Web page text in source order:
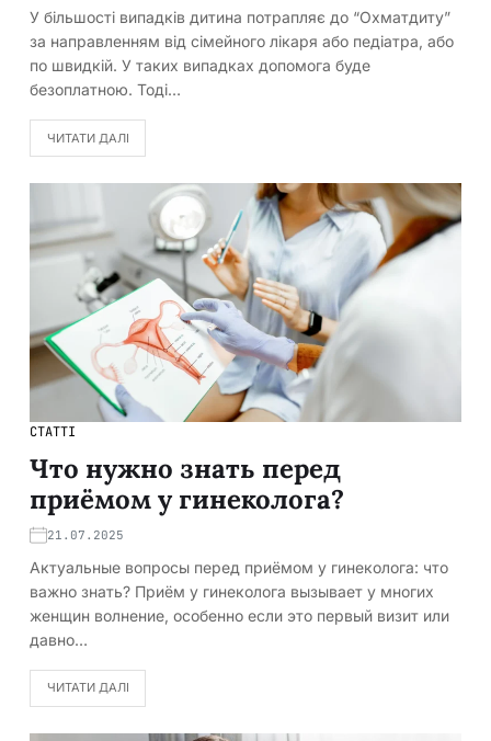
У більшості випадків дитина потрапляє до “Охматдиту”
за направленням від сімейного лікаря або педіатра, або
по швидкій. У таких випадках допомога буде
безоплатною. Тоді…
ЧИТАТИ ДАЛІ
СТАТТІ
Что нужно знать перед
приёмом у гинеколога?
21.07.2025
Актуальные вопросы перед приёмом у гинеколога: что
важно знать? Приём у гинеколога вызывает у многих
женщин волнение, особенно если это первый визит или
давно…
ЧИТАТИ ДАЛІ